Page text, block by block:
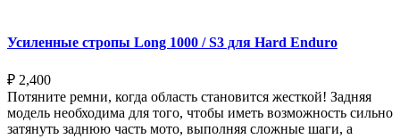
Усиленные стропы Long 1000 / S3 для Hard Enduro
₽ 2,400
Потяните ремни, когда область становится жесткой! Задняя
модель необходима для того, чтобы иметь возможность сильно
затянуть заднюю часть мото, выполняя сложные шаги, а